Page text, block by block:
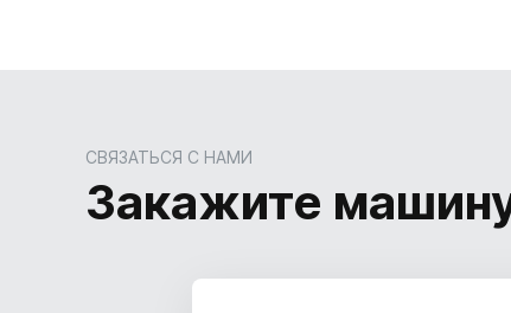
СВЯЗАТЬСЯ С НАМИ
Закажите